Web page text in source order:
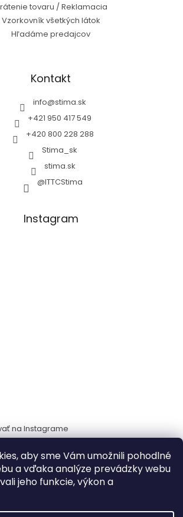
aby sme Vám umožnili pohodlné
a vďaka analýze prevádzky webu
jeho funkcie, výkon a
tovaru / Reklamacia
Vzorkovník všetkých látok
Hľadáme predajcov
Kontakt
info@stima.sk
+421 950 417 549
+420 800 228 288
Stima_sk
stima.sk
@ITTCStima
Instagram
na Instagrame
Stima CZ Zidlestoly_cz